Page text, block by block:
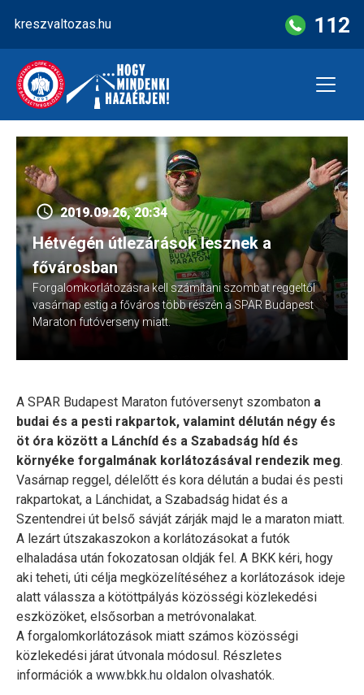
content
kreszvaltozas.hu 112
2019.09.26, 20:34
Hétvégén útlezárások lesznek a
fővárosban
Forgalomkorlátozásra kell számítani szombat reggeltől
vasárnap estig a főváros több részén a SPAR Budapest
Maraton futóverseny miatt.
A SPAR Budapest Maraton futóversenyt szombaton a
budai és a pesti rakpartok, valamint délután négy és
öt óra között a Lánchíd és a Szabadság híd és
környéke forgalmának korlátozásával rendezik meg.
Vasárnap reggel, délelőtt és kora délután a budai és pesti
rakpartokat, a Lánchidat, a Szabadság hidat és a
Szentendrei út belső sávját zárják majd le a maraton miatt.
A lezárt útszakaszokon a korlátozásokat a futók
elhaladása után fokozatosan oldják fel. A BKK kéri, hogy
aki teheti, úti célja megközelítéséhez a korlátozások ideje
alatt válassza a kötöttpályás közösségi közlekedési
eszközöket, elsősorban a metróvonalakat.
A forgalomkorlátozások miatt számos közösségi
közlekedési járat útvonala módosul. Részletes
információk a www.bkk.hu oldalon olvashatók.